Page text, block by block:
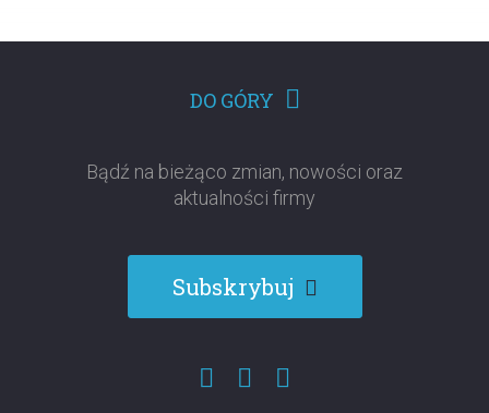
DO GÓRY
Bądź na bieżąco zmian, nowości oraz
aktualności firmy
Subskrybuj